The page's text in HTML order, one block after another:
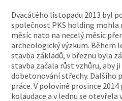
Dvacátého listopadu 2013 byl
společnost PKS holding mohla
měsíc nato na necelý měsíc
archeologický výzkum. Během
stavba základů, v březnu byla
stavba začala růst vzhůru, aby
dobetonování střechy. Dalšího
práce. V polovině prosince
kolaudace a v lednu se otevřela